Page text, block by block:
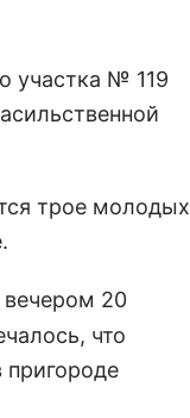
участка № 119
трое молодых
вечером 20
что